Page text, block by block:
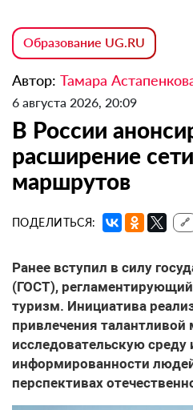
Образование UG.RU
Автор: Тамара
6 августа 2026, 20:09
В России
расширение
маршрутов
ПОДЕЛИТЬСЯ: 🔗
Ранее вступил в силу
(ГОСТ),
туризм. Инициатива
привлечения
исследовательскую
информированности
перспективах